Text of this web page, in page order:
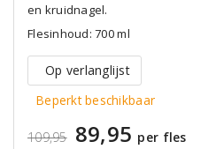
en kruidnagel.
Flesinhoud: 700 ml
Op verlanglijst
Beperkt beschikbaar
109,95 89,95 per fles